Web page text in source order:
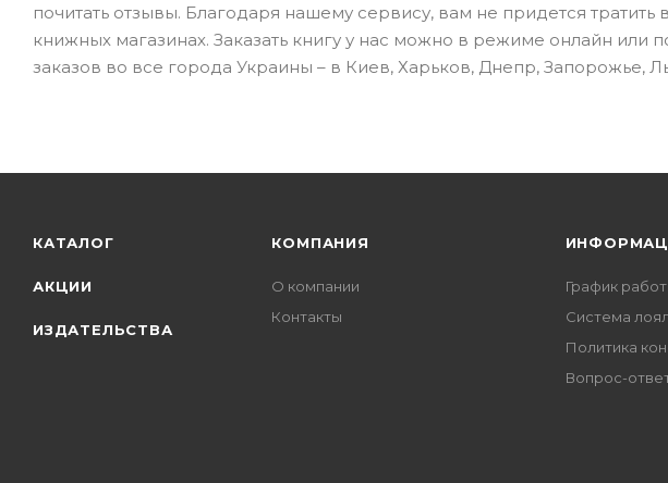
почитать отзывы. Благодаря нашему сервису, вам не придется
книжных магазинах. Заказать книгу у нас можно в режиме онлайн или
заказов во все города Украины – в Киев, Харьков, Днепр, Запорожье,
КАТАЛОГ
АКЦИИ
ИЗДАТЕЛЬСТВА
КОМПАНИЯ
О компании
Контакты
График
Система
Политика
Вопрос-